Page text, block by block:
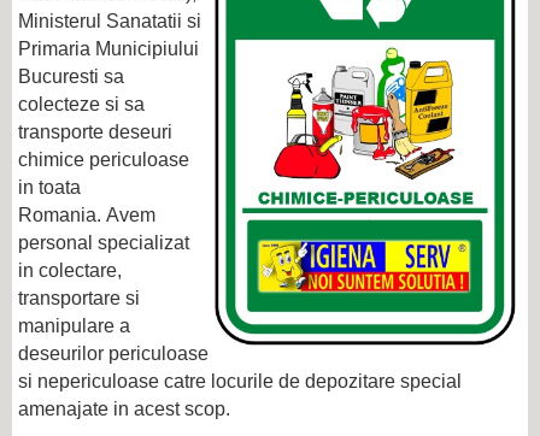
Ministerul Sanatatii si
Primaria Municipiului
Bucuresti sa
colecteze si sa
transporte deseuri
chimice periculoase
in toata
Romania. Avem
personal specializat
in colectare,
transportare si
manipulare a
deseurilor periculoase
si nepericuloase catre locurile de depozitare special
amenajate in acest scop.